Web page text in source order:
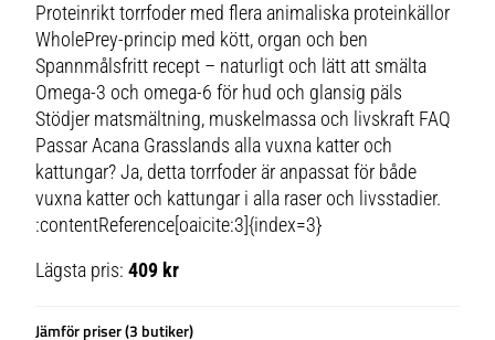
Proteinrikt torrfoder med flera animaliska proteinkällor
WholePrey-princip med kött, organ och ben
Spannmålsfritt recept – naturligt och lätt att smälta
Omega-3 och omega-6 för hud och glansig päls
Stödjer matsmältning, muskelmassa och livskraft FAQ
Passar Acana Grasslands alla vuxna katter och
kattungar? Ja, detta torrfoder är anpassat för både
vuxna katter och kattungar i alla raser och livsstadier.
:contentReference[oaicite:3]{index=3}
Lägsta pris:409 kr
Jämför priser (3 butiker)